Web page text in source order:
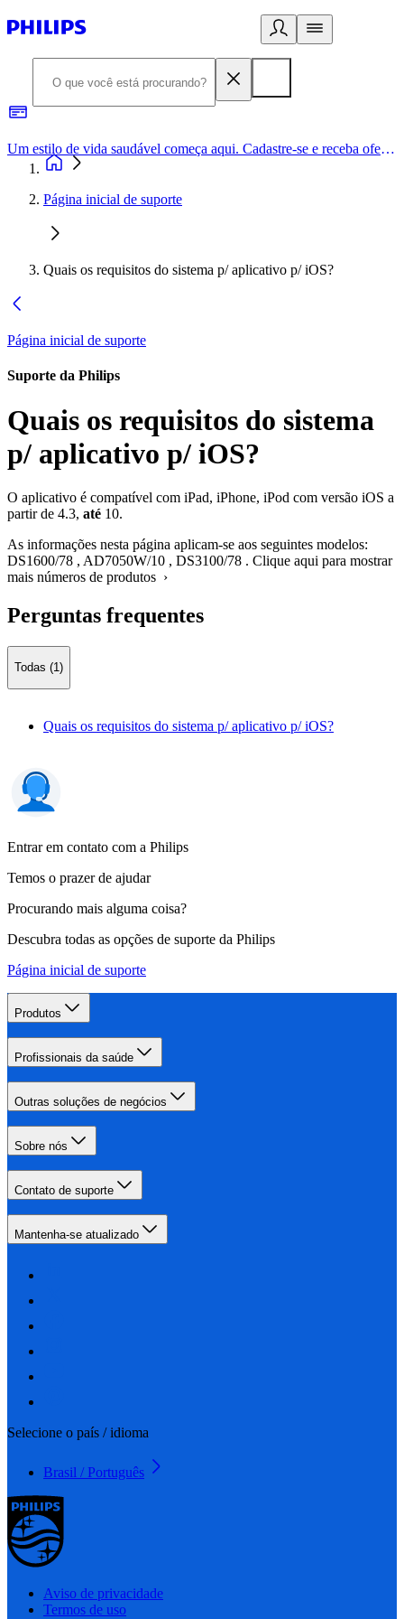
Um estilo de vida saudável começa aqui. Cadastre-se e receba ofertas exclusivas.
Página inicial de suporte
Quais os requisitos do sistema p/ aplicativo p/ iOS?
Página inicial de suporte
Suporte da Philips
Quais os requisitos do sistema
p/ aplicativo p/ iOS?
O aplicativo é compatível com iPad, iPhone, iPod com versão iOS a
partir de 4.3, até 10.
As informações nesta página aplicam-se aos seguintes modelos:
DS1600/78 , AD7050W/10 , DS3100/78 . Clique aqui para mostrar
mais números de produtos ›
Perguntas frequentes
Todas (1)
Quais os requisitos do sistema p/ aplicativo p/ iOS?
Entrar em contato com a Philips
Temos o prazer de ajudar
Procurando mais alguma coisa?
Descubra todas as opções de suporte da Philips
Página inicial de suporte
Produtos
Profissionais da saúde
Outras soluções de negócios
Sobre nós
Contato de suporte
Mantenha-se atualizado
Selecione o país / idioma
Brasil / Português
Aviso de privacidade
Termos de uso